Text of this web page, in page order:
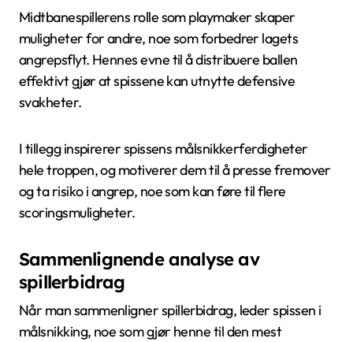
Midtbanespillerens rolle som playmaker skaper
muligheter for andre, noe som forbedrer lagets
angrepsflyt. Hennes evne til å distribuere ballen
effektivt gjør at spissene kan utnytte defensive
svakheter.
I tillegg inspirerer spissens målsnikkerferdigheter
hele troppen, og motiverer dem til å presse fremover
og ta risiko i angrep, noe som kan føre til flere
scoringsmuligheter.
Sammenlignende analyse av
spillerbidrag
Når man sammenligner spillerbidrag, leder spissen i
målsnikking, noe som gjør henne til den mest